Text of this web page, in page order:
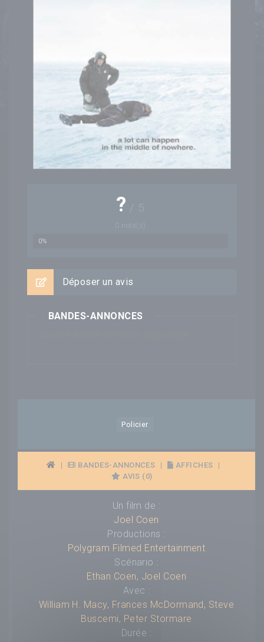
? / 5
note(s)
0%
Déposer un avis
BANDES-ANNONCES
Policier
| BANDES-ANNONCES | AFFICHES
|
AVIS (0)
Un film de :
Joel Coen
Productions :
Polygram Filmed Entertainment
Scénario :
Ethan Coen, Joel Coen
Avec :
William H. Macy, Frances McDormand , Steve
Buscemi, Peter Stormare
Durée :